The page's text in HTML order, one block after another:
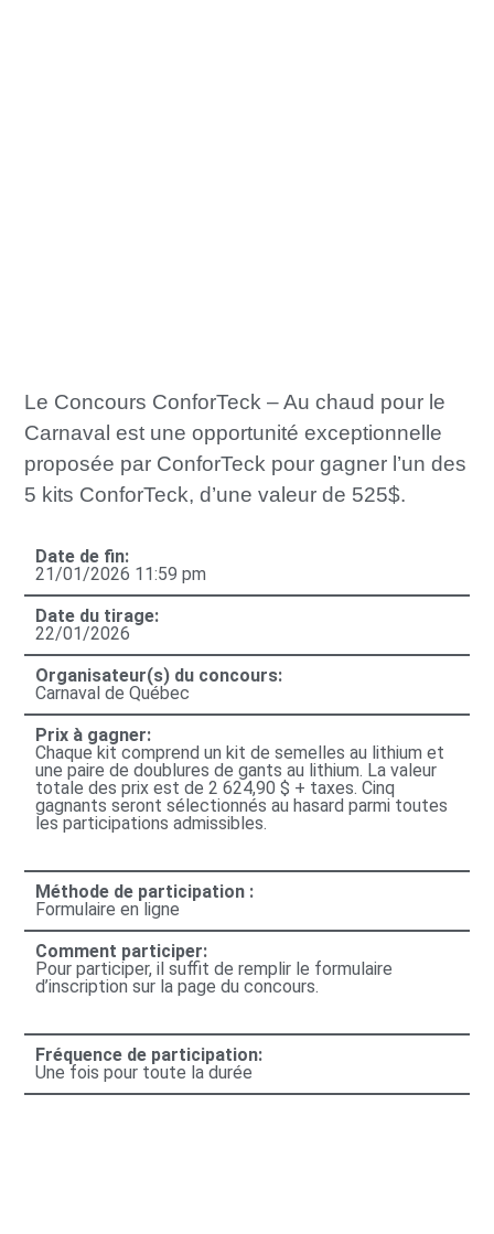
Le Concours ConforTeck – Au chaud pour le
Carnaval est une opportunité exceptionnelle
proposée par ConforTeck pour gagner l’un des
5 kits ConforTeck, d’une valeur de 525$.
Date de fin:
21/01/2026 11:59 pm
Date du tirage:
22/01/2026
Organisateur(s) du concours:
Carnaval de Québec
Prix à gagner:
Chaque kit comprend un kit de semelles au lithium et
une paire de doublures de gants au lithium. La valeur
totale des prix est de 2 624,90 $ + taxes. Cinq
gagnants seront sélectionnés au hasard parmi toutes
les participations admissibles.
Méthode de participation :
Formulaire en ligne
Comment participer:
Pour participer, il suffit de remplir le formulaire
d’inscription sur la page du concours.
Fréquence de participation:
Une fois pour toute la durée